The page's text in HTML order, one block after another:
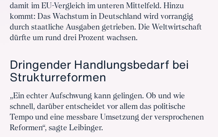
damit im EU-Vergleich im unteren Mittelfeld. Hinzu
kommt: Das Wachstum in Deutschland wird vorrangig
durch staatliche Ausgaben getrieben. Die Weltwirtschaft
dürfte um rund drei Prozent wachsen.
Dringender Handlungsbedarf bei
Strukturreformen
„Ein echter Aufschwung kann gelingen. Ob und wie
schnell, darüber entscheidet vor allem das politische
Tempo und eine messbare Umsetzung der versprochenen
Reformen“, sagte Leibinger.